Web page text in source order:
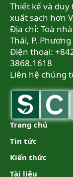
Thiết kế và duy
xuất sạch hơn
Địa chỉ: Toà nhà
Thái, P.
Điện thoại:
3868.1618
Liên hệ chúng
Trang chủ
Tin tức
Kiến thức
Tài liệu